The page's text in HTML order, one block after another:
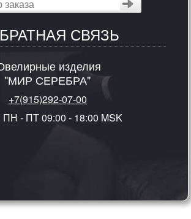
СВЯЗЬ
изделия
"МИР СЕРЕБРА"
+7(915)292-07-00
- ПТ 09:00 - 18:00 MSK